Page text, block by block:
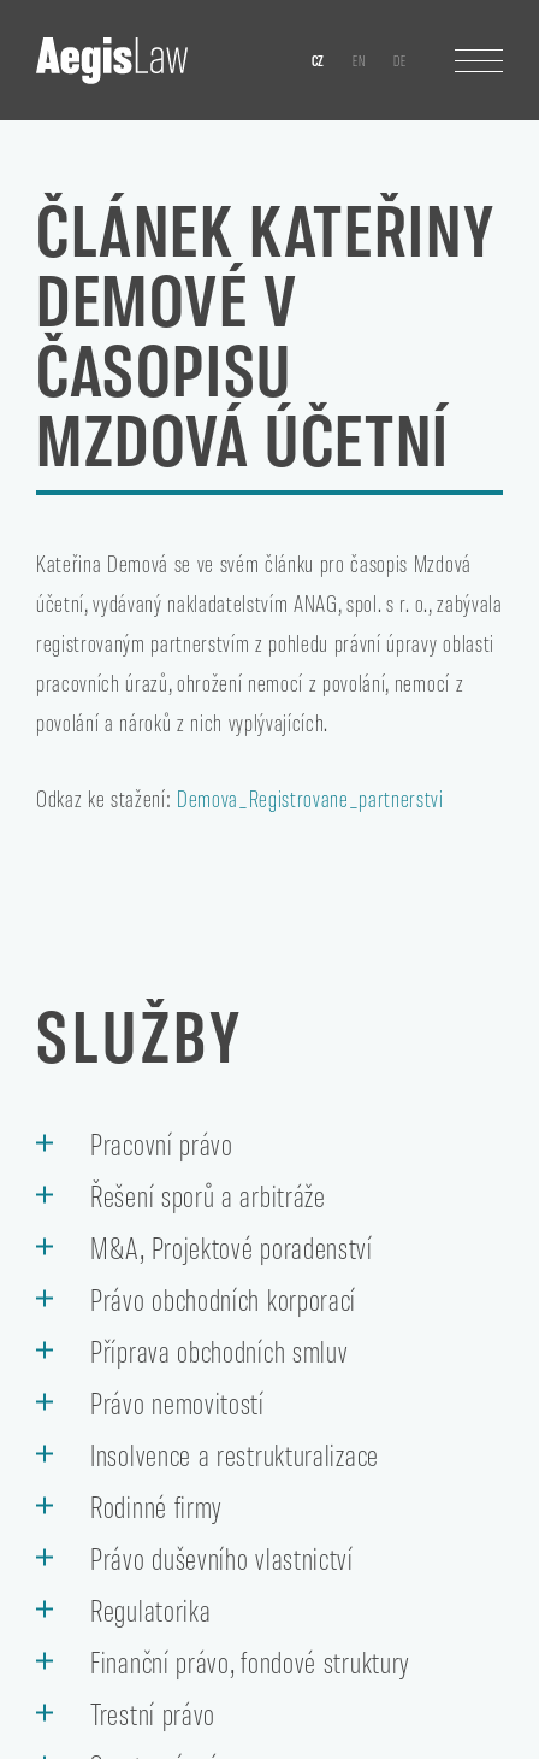
CZ EN DE
ČLÁNEK KATEŘINY
DEMOVÉ V
ČASOPISU
MZDOVÁ ÚČETNÍ
Kateřina Demová se ve svém článku pro časopis Mzdová
účetní, vydávaný nakladatelstvím ANAG, spol. s r. o., zabývala
registrovaným partnerstvím z pohledu právní úpravy oblasti
pracovních úrazů, ohrožení nemocí z povolání, nemocí z
povolání a nároků z nich vyplývajících.
Odkaz ke stažení: Demova_Registrovane_partnerstvi
SLUŽBY
Pracovní právo
Řešení sporů a arbitráže
M&A, Projektové poradenství
Právo obchodních korporací
Příprava obchodních smluv
Právo nemovitostí
Insolvence a restrukturalizace
Rodinné firmy
Právo duševního vlastnictví
Regulatorika
Finanční právo, fondové struktury
Trestní právo